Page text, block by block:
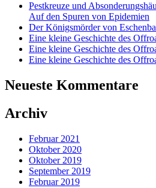
Pestkreuze und
Auf den Spuren von Epidemien
Der Königsmörder von
Eine kleine Geschichte des
Eine kleine Geschichte des
Eine kleine Geschichte des
Neueste Kommentare
Archiv
Februar 2021
Oktober 2020
Oktober 2019
September 2019
Februar 2019